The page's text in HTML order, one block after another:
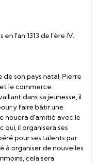
l'an 1313 de l'ère IV.
son pays natal, Pierre
le commerce.
dans sa jeunesse, il
y faire bâtir une
nouera d'amitié avec le
il organisera ses
pour ses talents par
à organiser de nouvelles
cela sera